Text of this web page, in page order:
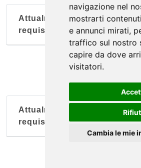
navigazione nel
mostrarti
e annunci mirati,
traffico sul nostro
capire da dove
visitatori.
Cambia le mie
Attualmente nessun
requisiti
Attualmente nessun
requisiti